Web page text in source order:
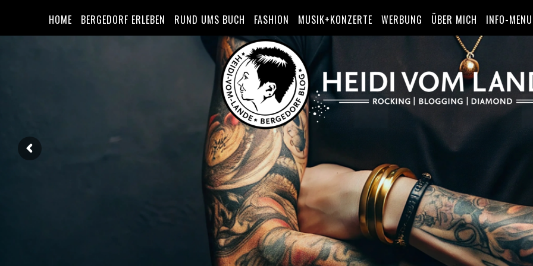
HOME BERGEDORF ERLEBEN RUND UMS BUCH FASHION MUSIK+KONZERTE WERBUNG ÜBER MICH INFO-